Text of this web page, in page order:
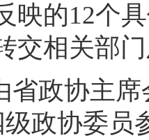
映的12个
交相关部
省政协主
政协委员